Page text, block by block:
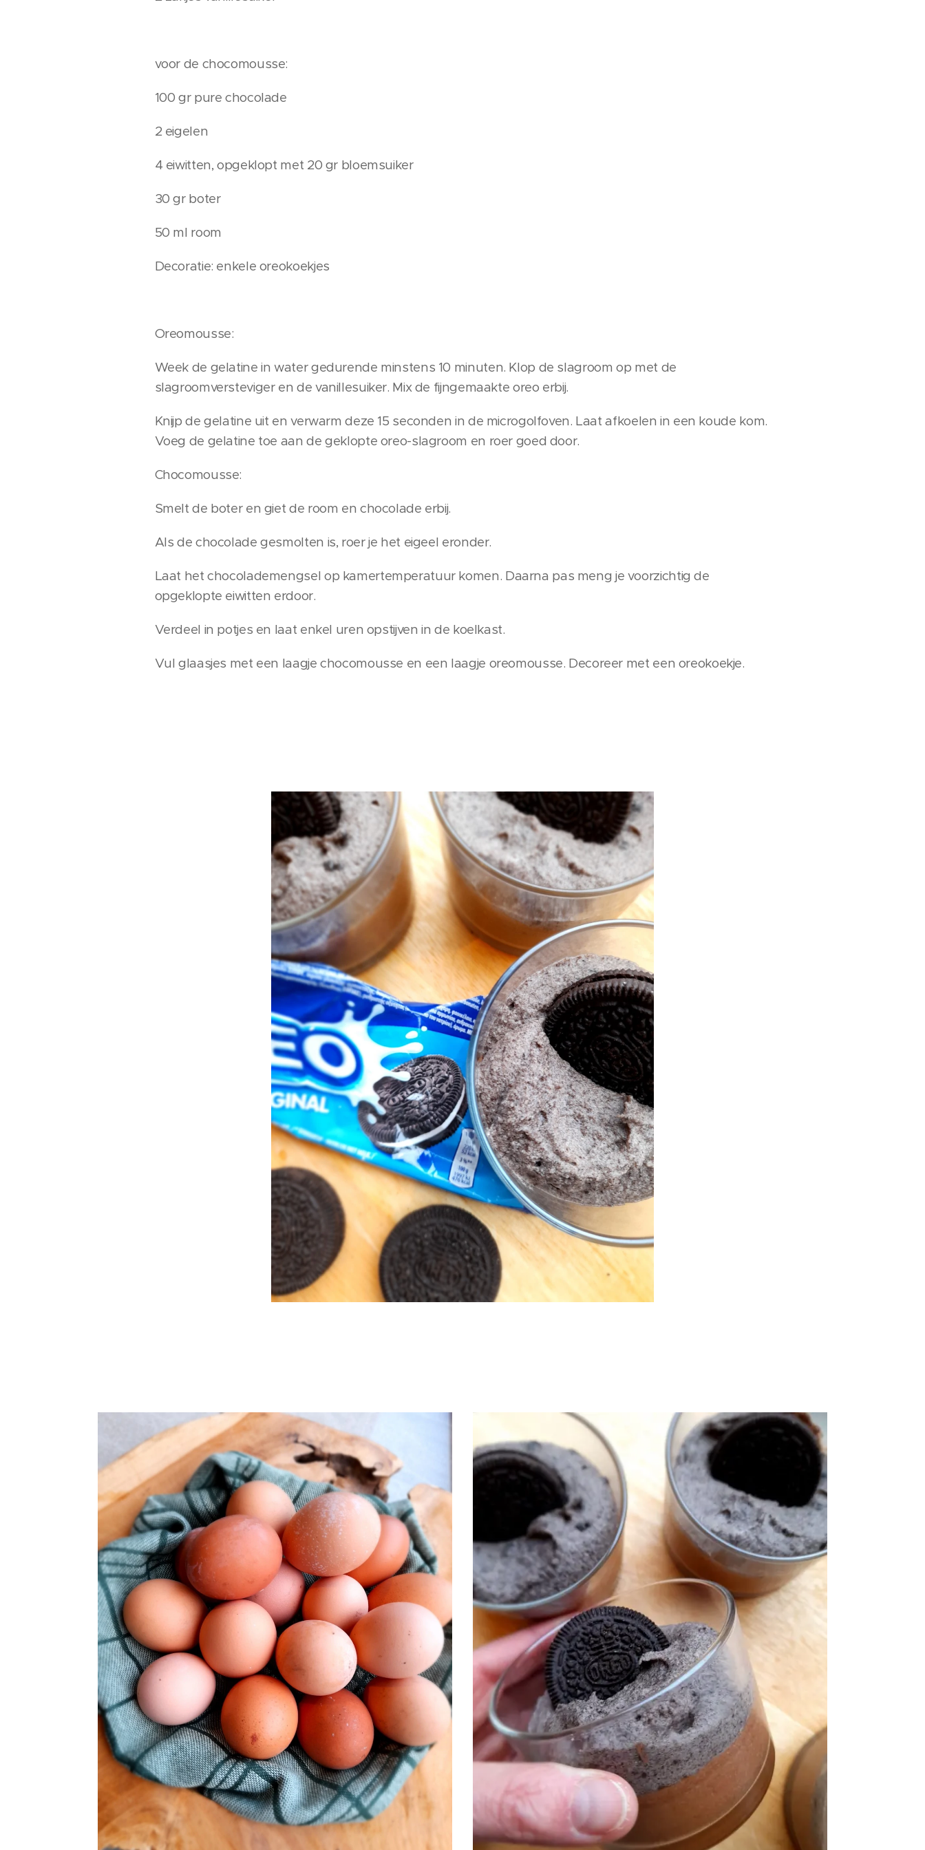
voor de chocomousse:
100 gr pure chocolade
2 eigelen
4 eiwitten, opgeklopt met 20 gr bloemsuiker
30 gr boter
50 ml room
Decoratie: enkele oreokoekjes
Oreomousse:
Week de gelatine in water gedurende minstens 10 minuten. Klop de slagroom op met de
slagroomversteviger en de vanillesuiker. Mix de fijngemaakte oreo erbij.
Knijp de gelatine uit en verwarm deze 15 seconden in de microgolfoven. Laat afkoelen in een koude kom.
Voeg de gelatine toe aan de geklopte oreo-slagroom en roer goed door.
Chocomousse:
Smelt de boter en giet de room en chocolade erbij.
Als de chocolade gesmolten is, roer je het eigeel eronder.
Laat het chocolademengsel op kamertemperatuur komen. Daarna pas meng je voorzichtig de
opgeklopte eiwitten erdoor.
Verdeel in potjes en laat enkel uren opstijven in de koelkast.
Vul glaasjes met een laagje chocomousse en een laagje oreomousse. Decoreer met een oreokoekje.